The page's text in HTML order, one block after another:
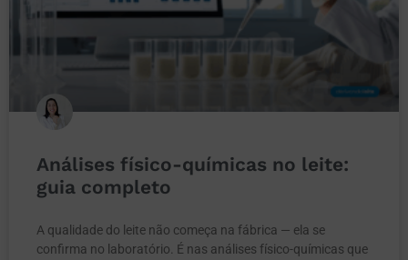
Análises físico-químicas no leite:
guia completo
A qualidade do leite não começa na fábrica — ela se
confirma no laboratório. É nas análises físico-químicas que